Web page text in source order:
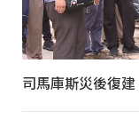
司馬庫斯災後復